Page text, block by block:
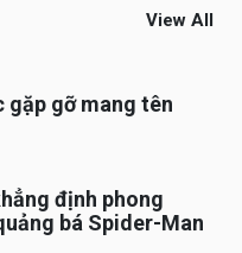
View All
gặp gỡ mang tên
định phong
bá Spider-Man